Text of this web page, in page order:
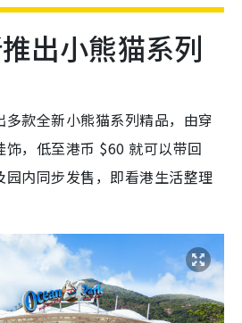
出小熊猫系列
款全新小熊猫系列精品，由穿
饰，低至港币 $60 就可以带回
内同步发售，即看港生活整理